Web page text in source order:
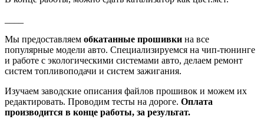
Мы предоставляем обкатанные прошивки на все
популярные модели авто. Специализируемся на чип-тюнинге
и работе с экологическими системами авто, делаем ремонт
систем топливоподачи и систем зажигания.
Изучаем заводские описания файлов прошивок и можем их
редактировать. Проводим тесты на дороге. Оплата
производится в конце работы, за результат.